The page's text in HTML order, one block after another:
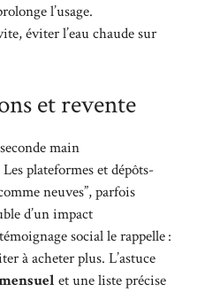
l’usage.
éviter l’eau chaude sur
et revente
main
plateformes et dépôts-
neuves”, parfois
d’un impact
social le rappelle :
à acheter plus. L’astuce
et une liste précise